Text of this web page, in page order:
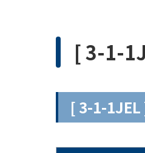
[ 3-1-
[ 3-1-1JEL